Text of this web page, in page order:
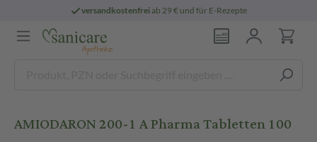
versandkostenfreiab 29 € und für E-Rezepte
AMIODARON 200-1 A Pharma Tabletten 100